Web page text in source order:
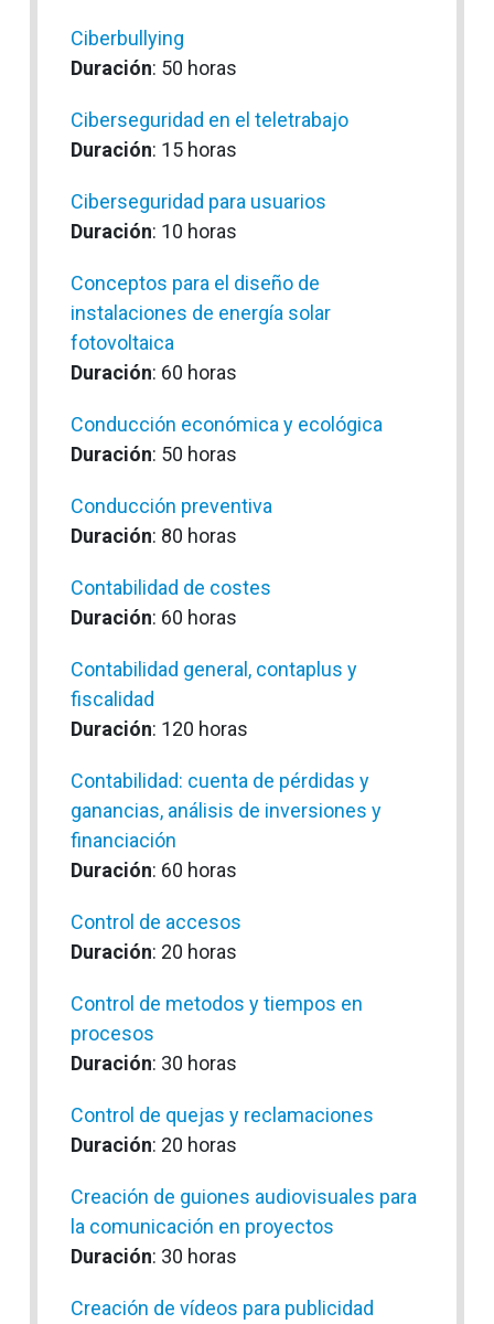
Ciberbullying
Duración: 50 horas
Ciberseguridad en el teletrabajo
Duración: 15 horas
Ciberseguridad para usuarios
Duración: 10 horas
Conceptos para el diseño de
instalaciones de energía solar
fotovoltaica
Duración: 60 horas
Conducción económica y ecológica
Duración: 50 horas
Conducción preventiva
Duración: 80 horas
Contabilidad de costes
Duración: 60 horas
Contabilidad general, contaplus y
fiscalidad
Duración: 120 horas
Contabilidad: cuenta de pérdidas y
ganancias, análisis de inversiones y
financiación
Duración: 60 horas
Control de accesos
Duración: 20 horas
Control de metodos y tiempos en
procesos
Duración: 30 horas
Control de quejas y reclamaciones
Duración: 20 horas
Creación de guiones audiovisuales para
la comunicación en proyectos
Duración: 30 horas
Creación de vídeos para publicidad